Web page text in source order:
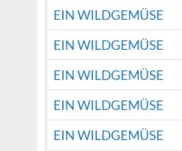
EIN WILDGEMÜSE
EIN WILDGEMÜSE
EIN WILDGEMÜSE
EIN WILDGEMÜSE
EIN WILDGEMÜSE